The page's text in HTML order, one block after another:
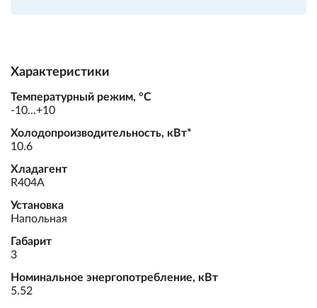
Характеристики
Температурный режим, °С
-10...+10
Холодопроизводительность, кВт*
10.6
Хладагент
R404A
Установка
Напольная
Габарит
3
Номинальное энергопотребление, кВт
5.52